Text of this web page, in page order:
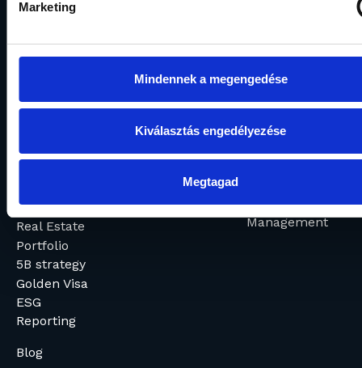
Marketing
Mindennek a megengedése
Kiválasztás engedélyezése
Megtagad
Management
CSR
Real Estate
Portfolio
5B strategy
Golden Visa
ESG
Reporting
Blog
Our funds
Investment
funds
Wealth
Management
Institutional
Management
Wealth
Management